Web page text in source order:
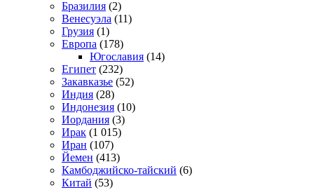
Бразилия (2)
Венесуэла (11)
Грузия (1)
Европа (178)
Югославия (14)
Египет (232)
Закавказье (52)
Индия (28)
Индонезия (10)
Иордания (3)
Ирак (1 015)
Иран (107)
Йемен (413)
Камбоджийско-тайский (6)
Китай (53)